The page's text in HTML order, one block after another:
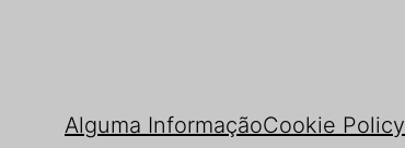
Alguma InformaçãoCookie Policy